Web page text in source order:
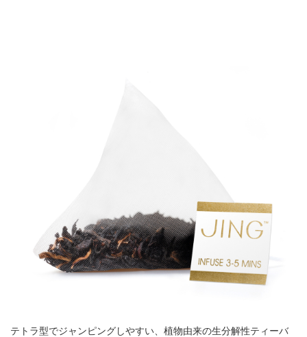
テトラ型でジャンピングしやすい、植物由来の生分解性ティーバ